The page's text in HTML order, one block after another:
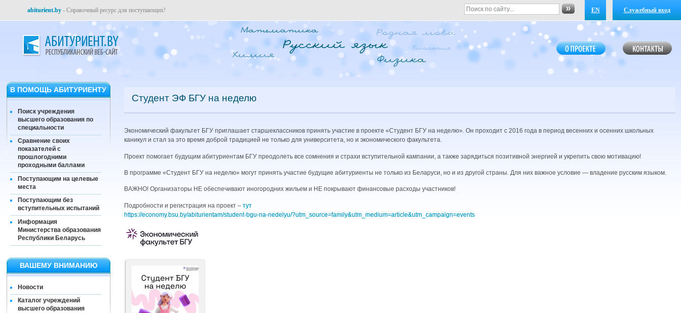
EN Служебный вход
abiturient.by - Справочный ресурс для поступающих!
В ПОМОЩЬ АБИТУРИЕНТУ
Поиск учреждения
высшего образования по
специальности
Сравнение своих
показателей с
прошлогодними
проходными баллами
Поступающим на целевые
места
Поступающим без
вступительных испытаний
Информация
Министерства образования
Республики Беларусь
ВАШЕМУ ВНИМАНИЮ
Новости
Каталог учреждений
высшего образования
Студент ЭФ БГУ на неделю
Экономический факультет БГУ приглашает старшеклассников принять участие в проекте «Студент БГУ на неделю». Он проходит с 2016 года в период весенних и осенних школьных
каникул и стал за это время доброй традицией не только для университета, но и экономического факультета.
Проект помогает будущим абитуриентам БГУ преодолеть все сомнения и страхи вступительной кампании, а также зарядиться позитивной энергией и укрепить свою мотивацию!
В программе «Студент БГУ на неделю» могут принять участие будущие абитуриенты не только из Беларуси, но и из другой страны. Для них важное условие — владение русским языком.
ВАЖНО! Организаторы НЕ обеспечивают иногородних жильем и НЕ покрывают финансовые расходы участников!
Подробности и регистрация на проект – тут
https://economy.bsu.by/abiturientam/student-bgu-na-nedelyu/?utm_source=family&utm_medium=article&utm_campaign=events